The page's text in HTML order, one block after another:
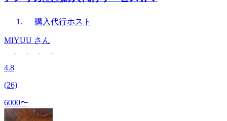
購入代行ホスト
MIYUU さん
4.8
(26)
6000〜